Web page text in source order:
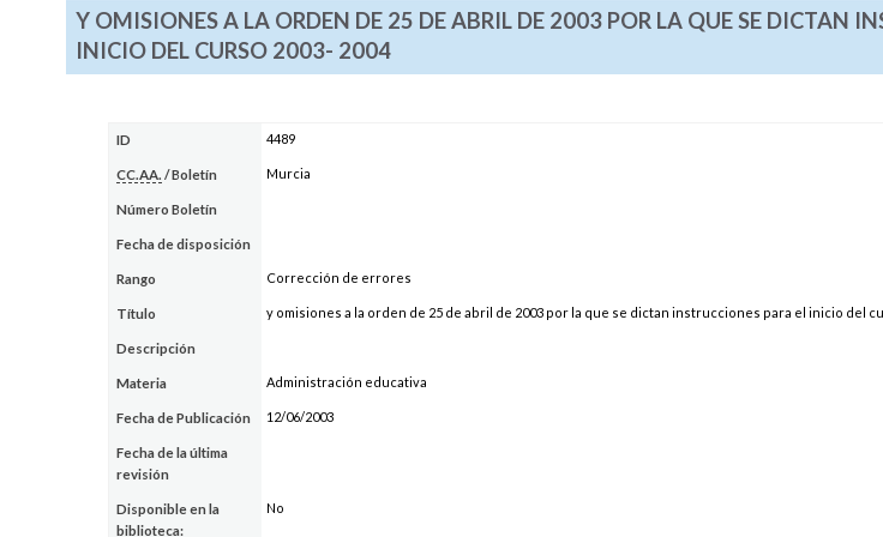
Y OMISIONES A LA ORDEN DE 25 DE ABRIL DE 2003 POR LA QUE SE DICTAN
INICIO DEL CURSO 2003- 2004
ID 4489
CC.AA. / Boletín Murcia
Número Boletín
Fecha de disposición
Rango Corrección de errores
Título y omisiones a la orden de 25 de abril de 2003 por la que se dictan instrucciones para el inicio del
Descripción
Materia Administración educativa
Fecha de Publicación 12/06/2003
Fecha de la última
revisión
Disponible en la
biblioteca:
No